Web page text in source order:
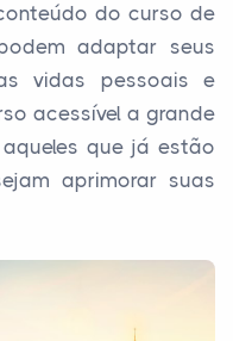
do curso de
adaptar seus
vidas pessoais e
acessível a grande
que já estão
aprimorar suas